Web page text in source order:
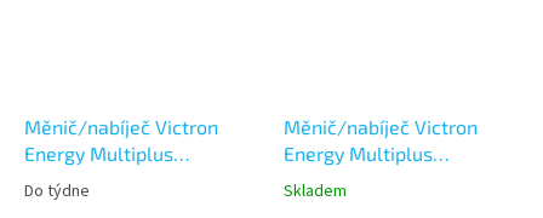
Měnič/nabíječ Victron
Energy Multiplus
24V/500VA/10A-16A
Do týdne
Měnič/nabíječ Victron
Energy Multiplus
24V/800VA/16A-16A
Skladem